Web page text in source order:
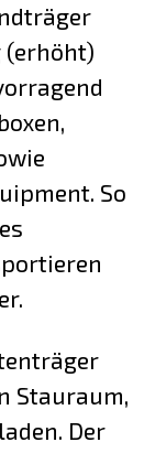
(erhöht)
So
Stauraum,
Der